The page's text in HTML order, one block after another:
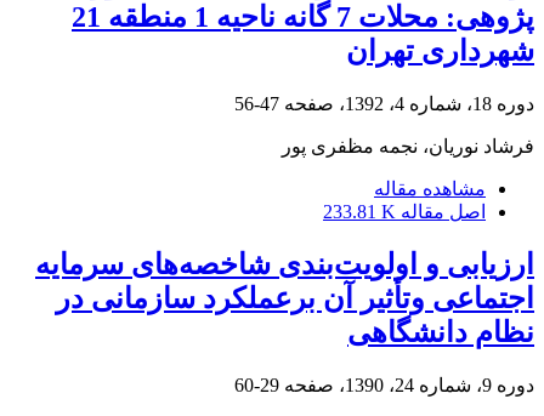
پژوهی: محلات 7 گانه ناحیه 1 منطقه 21
شهرداری تهران
دوره 18، شماره 4، 1392، صفحه 47-56
فرشاد نوریان، نجمه مظفری پور
مشاهده مقاله
اصل مقاله 233.81 K
ارزیابی و اولویت‌بندی شاخصه‌های سرمایه
اجتماعی وتأثیر آن برعملکرد سازمانی در
نظام دانشگاهی
دوره 9، شماره 24، 1390، صفحه 29-60